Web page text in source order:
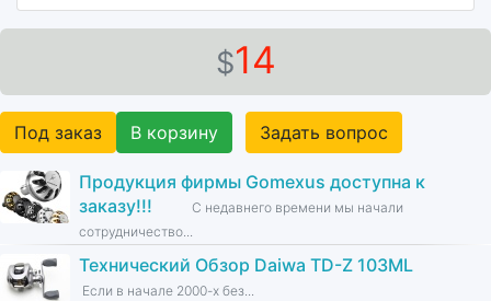
$14
Под заказ В корзину Задать вопрос
Продукция фирмы Gomexus доступна к
заказу!!!
С недавнего времени мы начали
сотрудничество...
Технический Обзор Daiwa TD-Z 103ML
Если в начале 2000-х без...